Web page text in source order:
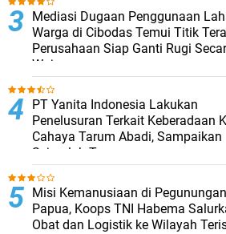
Mediasi Dugaan Penggunaan
Warga di Cibodas Temui Titik
Perusahaan Siap Ganti Rugi
Wajar
PT Yanita Indonesia Lakukan
Penelusuran Terkait Keberadaan
Cahaya Tarum Abadi, Sampaikan
Sejumlah Temuan
Misi Kemanusiaan di Pegunungan
Papua, Koops TNI Habema
Obat dan Logistik ke Wilayah